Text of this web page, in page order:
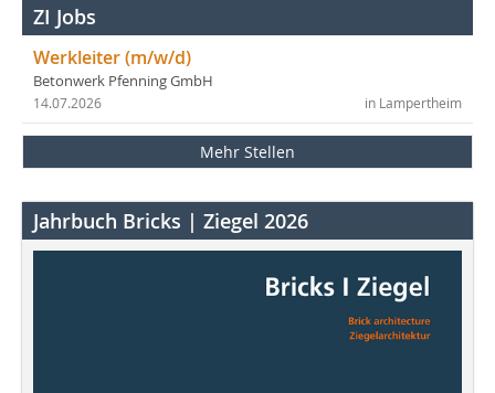
ZI Jobs
Werkleiter (m/w/d)
Betonwerk Pfenning GmbH
in Lampertheim
14.07.2026
Mehr Stellen
Jahrbuch Bricks | Ziegel 2026